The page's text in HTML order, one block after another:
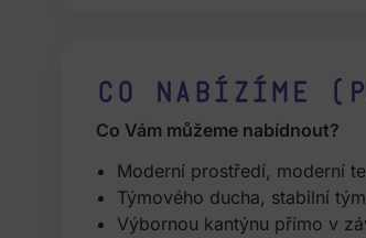
Co nabízíme
Co Vám můžeme nabídnout?
Moderní prostředí, moderní
Týmového ducha, stabilní
Výbornou kantýnu přímo v